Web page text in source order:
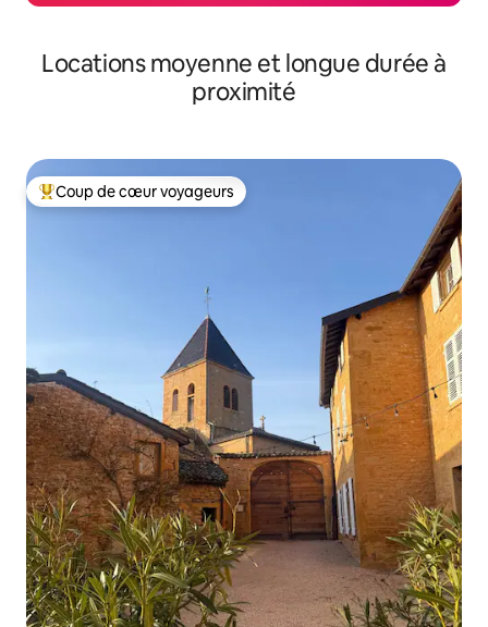
Locations moyenne et longue durée à
proximité
Coups de cœur voyageurs les plus appréciés
Coup de cœur voyageurs